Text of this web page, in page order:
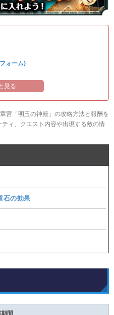
ォーム)
見る
宮「明玉の神殿」の攻略方法と報酬を
ィ、クエスト内容や出現する敵の情
石の効果
期間